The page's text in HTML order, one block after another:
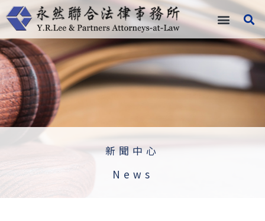
跳
至
主
要
內
容
新聞中心
News